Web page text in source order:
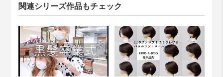
関連シリーズ作品もチェック